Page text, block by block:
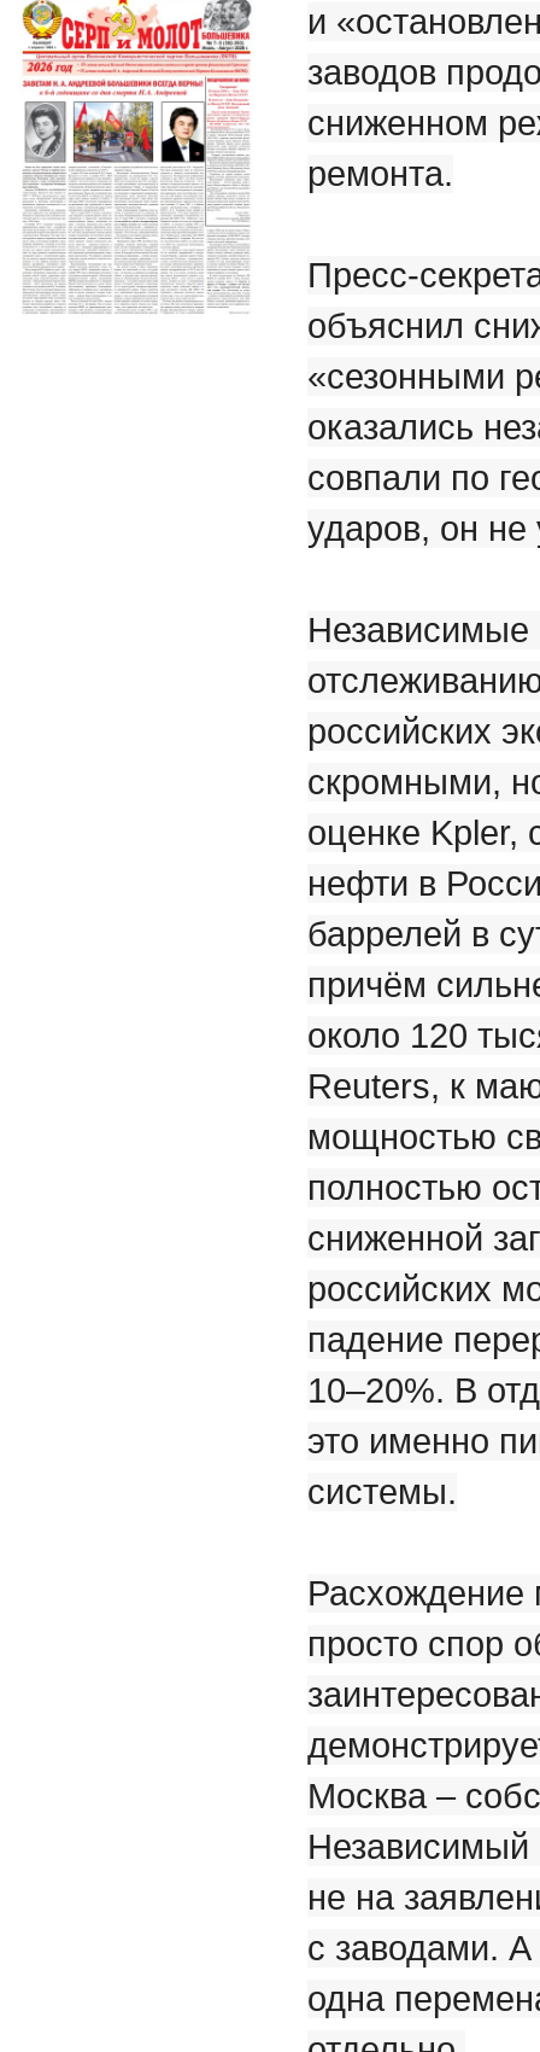
и
заводов
сниженном
ремонта.
Пресс-
объяснил
«сезонными
оказались
совпали по
ударов, он не
Независимые
российских
скромными,
оценке Kpler,
нефти в
баррелей в
причём
около 120
Reuters, к
мощностью
полностью
сниженной
российских
падение
10–20%. В
это именно
системы.
Расхождение
просто спор
Москва –
Независимый
не на
с заводами.
одна